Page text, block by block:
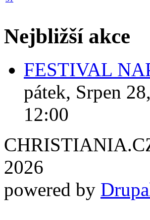
Nejbližší akce
FESTIVAL
pátek, Srpen
12:00
2026
powered by